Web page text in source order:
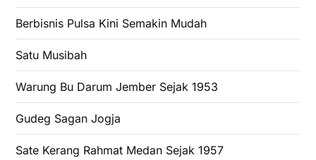
Berbisnis Pulsa Kini Semakin Mudah
Satu Musibah
Warung Bu Darum Jember Sejak 1953
Gudeg Sagan Jogja
Sate Kerang Rahmat Medan Sejak 1957